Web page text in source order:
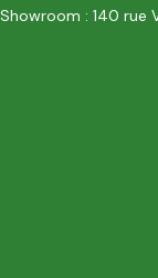
Showroom : 140 rue